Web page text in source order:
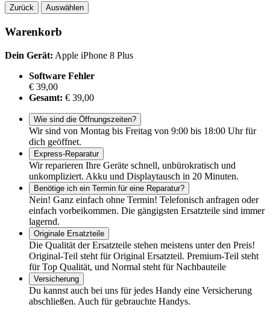
Zurück Auswählen
Warenkorb
Dein Gerät: Apple iPhone 8 Plus
Software Fehler
€ 39,00
Gesamt: € 39,00
Wie sind die Öffnungszeiten?
Wir sind von Montag bis Freitag von 9:00 bis 18:00 Uhr für
dich geöffnet.
Express-Reparatur
Wir reparieren Ihre Geräte schnell, unbürokratisch und
unkompliziert. Akku und Displaytausch in 20 Minuten.
Benötige ich ein Termin für eine Reparatur?
Nein! Ganz einfach ohne Termin! Telefonisch anfragen oder
einfach vorbeikommen. Die gängigsten Ersatzteile sind immer
lagernd.
Originale Ersatzteile
Die Qualität der Ersatzteile stehen meistens unter den Preis!
Original-Teil steht für Original Ersatzteil. Premium-Teil steht
für Top Qualität, und Normal steht für Nachbauteile
Versicherung
Du kannst auch bei uns für jedes Handy eine Versicherung
abschließen. Auch für gebrauchte Handys.